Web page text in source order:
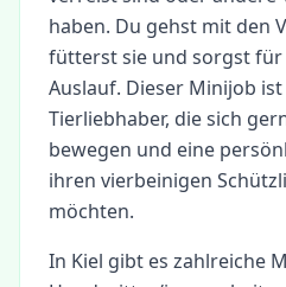
haben. Du gehst mit den
fütterst sie und sorgst
Auslauf. Dieser Minijob
Tierliebhaber, die sich
bewegen und eine
ihren vierbeinigen
möchten.
In Kiel gibt es zahlreiche